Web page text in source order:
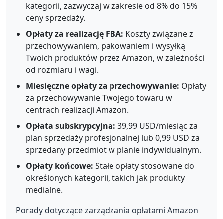
kategorii, zazwyczaj w zakresie od 8% do 15%
ceny sprzedaży.
Opłaty za realizację FBA: Koszty związane z
przechowywaniem, pakowaniem i wysyłką
Twoich produktów przez Amazon, w zależności
od rozmiaru i wagi.
Miesięczne opłaty za przechowywanie: Opłaty
za przechowywanie Twojego towaru w
centrach realizacji Amazon.
Opłata subskrypcyjna: 39,99 USD/miesiąc za
plan sprzedaży profesjonalnej lub 0,99 USD za
sprzedany przedmiot w planie indywidualnym.
Opłaty końcowe: Stałe opłaty stosowane do
określonych kategorii, takich jak produkty
medialne.
Porady dotyczące zarządzania opłatami Amazon